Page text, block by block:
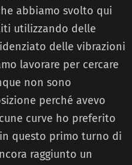
abbiamo svolto qui
utilizzando delle
delle vibrazioni
lavorare per cercare
non sono
perché avevo
curve ho preferito
questo primo turno di
raggiunto un